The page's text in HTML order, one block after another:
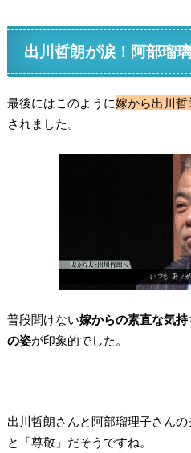
出川哲朗が涙！阿部瑠
最後にはこのように嫁から出川
されました。
普段聞けない嫁からの素直な気
の姿が印象的でした。
出川哲朗さんと阿部瑠理子さんの
と「尊敬」だそうですね。